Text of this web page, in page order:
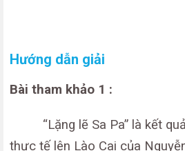
Hướng dẫn giải
Bài tham khảo 1 :
“Lặng lẽ Sa Pa” là kết
thực tế lên Lào Cai của